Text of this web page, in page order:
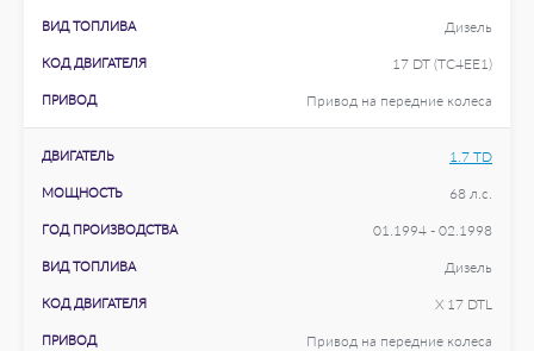
ВИД ТОПЛИВА Дизель
КОД ДВИГАТЕЛЯ 17 DT (TC4EE1)
ПРИВОД Привод на передние колеса
ДВИГАТЕЛЬ 1.7 TD
МОЩНОСТЬ 68 л.с.
ГОД ПРОИЗВОДСТВА 01.1994 - 02.1998
ВИД ТОПЛИВА Дизель
КОД ДВИГАТЕЛЯ X 17 DTL
ПРИВОД Привод на передние колеса